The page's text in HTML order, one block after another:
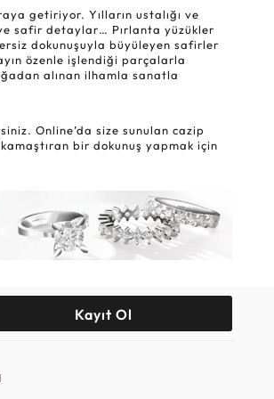
getiriyor. Yılların ustalığı ve
safir detaylar… Pırlanta yüzükler
dokunuşuyla büyüleyen safirler
özenle işlendiği parçalarla
alınan ilhamla sanatla
Online’da size sunulan cazip
bir dokunuş yapmak için
Kayıt Ol